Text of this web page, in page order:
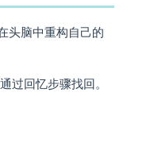
头脑中重构自己的
过回忆步骤找回。